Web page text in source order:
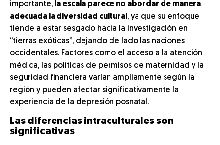
importante, la escala parece no abordar de manera
adecuada la diversidad cultural , ya que su enfoque
tiende a estar sesgado hacia la investigación en
“tierras exóticas”, dejando de lado las naciones
occidentales. Factores como el acceso a la atención
médica, las políticas de permisos de maternidad y la
seguridad financiera varían ampliamente según la
región y pueden afectar significativamente la
experiencia de la depresión posnatal.
Las diferencias intraculturales son
significativas